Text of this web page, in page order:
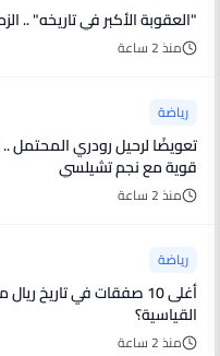
"العقوبة الأكبر في تاريخه" .. الزمالك يوجه صدمة قوية لشيكو بانزا
منذ 2 ساعة
رياضة
قوية مع نجم تشيلسي
منذ 2 ساعة
رياضة
القياسية؟
منذ 2 ساعة